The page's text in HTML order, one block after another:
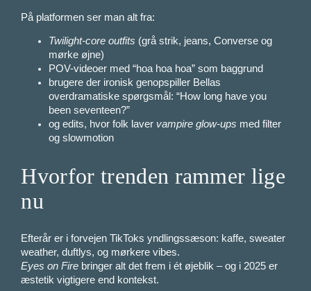
På platformen ser man alt fra:
Twilight-core outfits (grå strik, jeans, Converse og
mørke øjne)
POV-videoer med “hoa hoa hoa” som baggrund
brugere der ironisk genopspiller Bellas
overdramatiske spørgsmål: “How long have you
been seventeen?”
og edits, hvor folk laver vampire glow-ups med filter
og slowmotion
Hvorfor trenden rammer lige
nu
Efterår er i forvejen TikToks yndlingssæson: kaffe, sweater
weather, duftlys, og mørkere vibes.
Eyes on Fire bringer alt det frem i ét øjeblik – og i 2025 er
æstetik vigtigere end kontekst.